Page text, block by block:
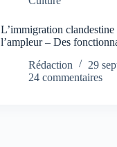
L’immigration
l’ampleur – Des
Rédaction
29
24 commentaires